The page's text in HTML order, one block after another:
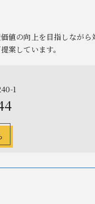
値の向上を目指しなが
案しています。
1